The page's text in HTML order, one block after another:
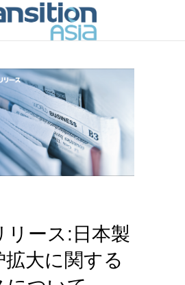
リース:日本製
拡大に関する